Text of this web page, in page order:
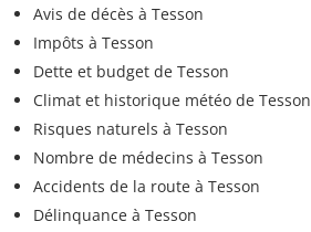
Avis de décès à Tesson
Impôts à Tesson
Dette et budget de Tesson
Climat et historique météo de Tesson
Risques naturels à Tesson
Nombre de médecins à Tesson
Accidents de la route à Tesson
Délinquance à Tesson